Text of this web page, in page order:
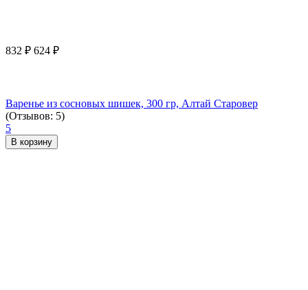
832 ₽ 624 ₽
Варенье из сосновых шишек, 300 гр, Алтай Старовер
(Отзывов: 5)
5
В корзину